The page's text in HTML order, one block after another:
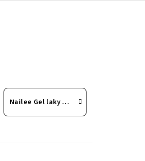
Nailee Gel laky Color